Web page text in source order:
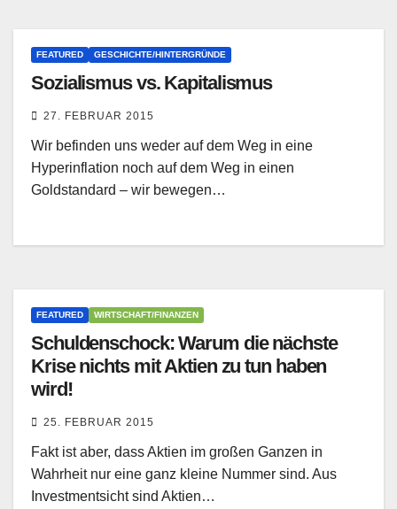
FEATURED GESCHICHTE/HINTERGRÜNDE
Sozialismus vs. Kapitalismus
27. FEBRUAR 2015
Wir befinden uns weder auf dem Weg in eine
Hyperinflation noch auf dem Weg in einen
Goldstandard – wir bewegen…
FEATURED WIRTSCHAFT/FINANZEN
Schuldenschock: Warum die nächste
Krise nichts mit Aktien zu tun haben
wird!
25. FEBRUAR 2015
Fakt ist aber, dass Aktien im großen Ganzen in
Wahrheit nur eine ganz kleine Nummer sind. Aus
Investmentsicht sind Aktien…